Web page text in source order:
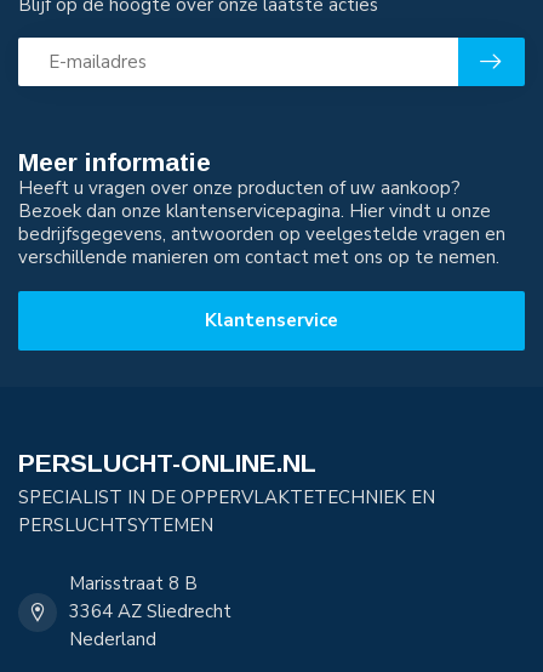
Meer informatie
Heeft u vragen over onze producten of uw aankoop?
Bezoek dan onze klantenservicepagina. Hier vindt u onze
bedrijfsgegevens, antwoorden op veelgestelde vragen en
verschillende manieren om contact met ons op te nemen.
Klantenservice
Blijf op de hoogte over onze laatste acties
PERSLUCHT-ONLINE.NL
SPECIALIST IN DE OPPERVLAKTETECHNIEK EN
PERSLUCHTSYTEMEN
Marisstraat 8 B
3364 AZ Sliedrecht
Nederland